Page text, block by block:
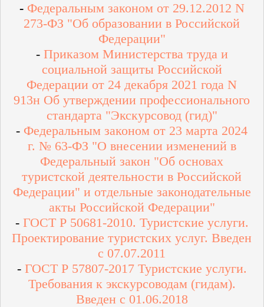
- Федеральным законом от 29.12.2012 N
273-ФЗ "Об образовании в Российской
Федерации"
- Приказом Министерства труда и
социальной защиты Российской
Федерации от 24 декабря 2021 года N
913н Об утверждении профессионального
стандарта "Экскурсовод (гид)"
- Федеральным законом от 23 марта 2024
г. № 63-ФЗ "О внесении изменений в
Федеральный закон "Об основах
туристской деятельности в Российской
Федерации" и отдельные законодательные
акты Российской Федерации"
-ГОСТ Р 50681-2010. Туристские услуги.
Проектирование туристских услуг. Введен
с 07.07.2011
- ГОСТ Р 57807-2017 Туристские услуги.
Требования к экскурсоводам (гидам).
Введен с 01.06.2018